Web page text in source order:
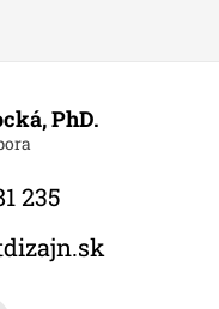
PhD.
235